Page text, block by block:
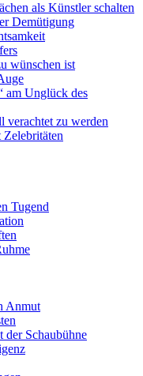
als Künstler schalten
Demütigung
wünschen ist
am Unglück des
verachtet zu werden
Tugend
Anmut
der Schaubühne